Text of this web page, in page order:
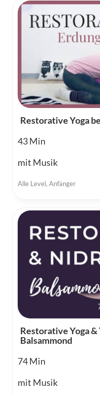
Restorative Yoga
43
mit Musik
Alle Level, Anfänger
Restorative Yoga
Balsammond
74
mit Musik